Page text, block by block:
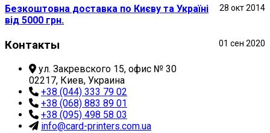
28 окт 2014
Безкоштовна доставка по Києву та Україні
від 5000 грн.
01 сен 2020
Контакты
ул. Закревского 15, офис № 30
02217, Киев, Украина
+38 (044) 333 79 02
+38 (068) 883 89 01
+38 (095) 498 58 03
info@card-printers.com.ua